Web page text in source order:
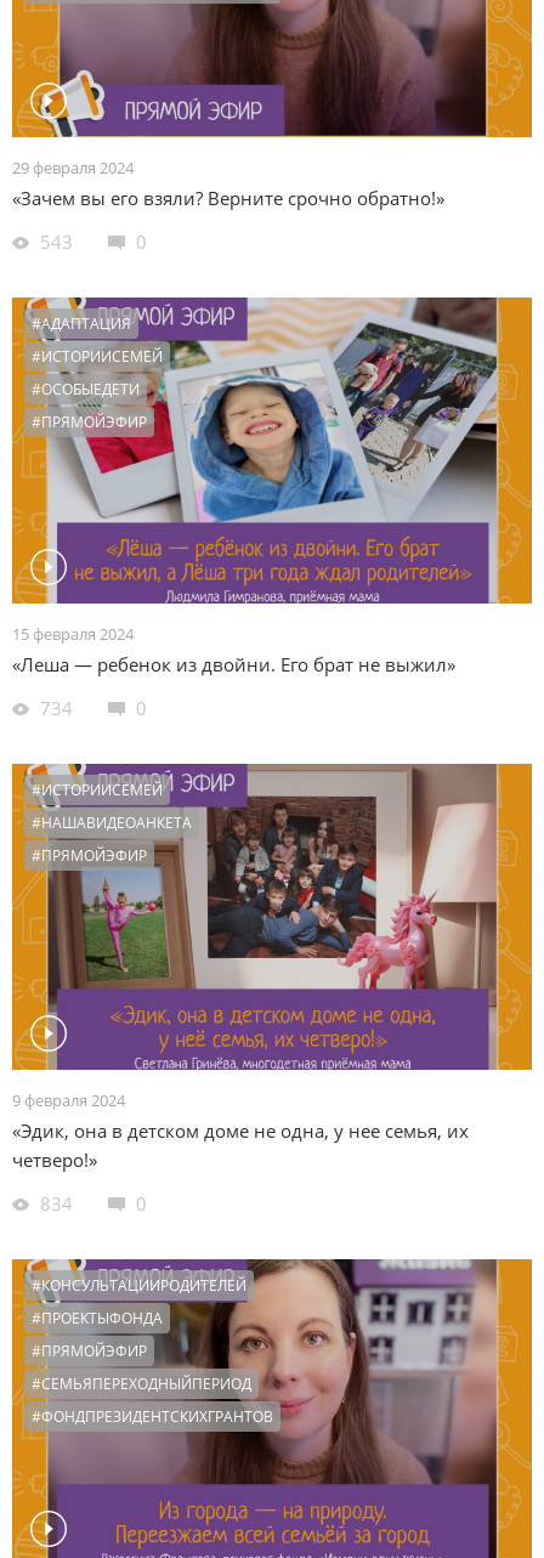
29 февраля 2024
«Зачем вы его взяли? Верните срочно обратно!»
543
0
#АДАПТАЦИЯ
#ИСТОРИИСЕМЕЙ
#ОСОБЫЕДЕТИ
#ПРЯМОЙЭФИР
15 февраля 2024
«Леша — ребенок из двойни. Его брат не выжил»
734
0
#ИСТОРИИСЕМЕЙ
#НАШАВИДЕОАНКЕТА
#ПРЯМОЙЭФИР
9 февраля 2024
«Эдик, она в детском доме не одна, у нее семья, их
четверо!»
834
0
#КОНСУЛЬТАЦИИРОДИТЕЛЕЙ
#ПРОЕКТЫФОНДА
#ПРЯМОЙЭФИР
#СЕМЬЯПЕРЕХОДНЫЙПЕРИОД
#ФОНДПРЕЗИДЕНТСКИХГРАНТОВ